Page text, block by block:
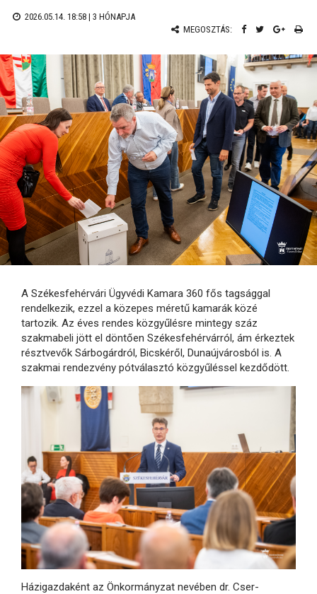
2026.05.14. 18:58 | 3 HÓNAPJA
MEGOSZTÁS:
A Székesfehérvári Ügyvédi Kamara 360 fős tagsággal
rendelkezik, ezzel a közepes méretű kamarák közé
tartozik. Az éves rendes közgyűlésre mintegy száz
szakmabeli jött el döntően Székesfehérvárról, ám érkeztek
résztvevők Sárbogárdról, Bicskéről, Dunaújvárosból is. A
szakmai rendezvény pótválasztó közgyűléssel kezdődött.
Házigazdaként az Önkormányzat nevében dr. Cser-